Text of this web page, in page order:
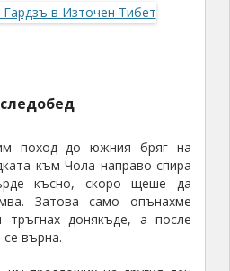
поход до южния бряг на
към Чола направо спира
късно, скоро щеше да
Затова само опънахме
тръгнах донякъде, а после
върна.